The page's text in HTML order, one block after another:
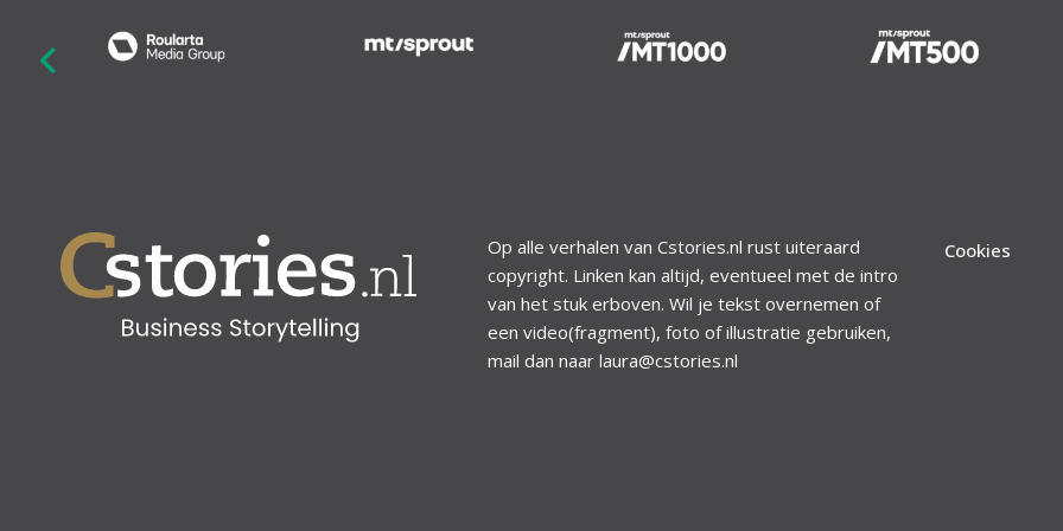
Op alle verhalen van Cstories.nl rust uiteraard
copyright. Linken kan altijd, eventueel met de intro
van het stuk erboven. Wil je tekst overnemen of
een video(fragment), foto of illustratie gebruiken,
mail dan naar laura@cstories.nl
Cookies